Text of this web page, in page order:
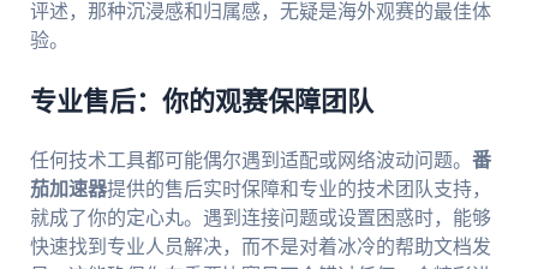
评述，那种沉浸感和归属感，无疑是海外观赛的最佳体
验。
专业售后：你的观赛保障团队
任何技术工具都可能偶尔遇到适配或网络波动问题。 番
茄加速器提供的售后实时保障和专业的技术团队支持，
就成了你的定心丸。遇到连接问题或设置困惑时，能够
快速找到专业人员解决，而不是对着冰冷的帮助文档发